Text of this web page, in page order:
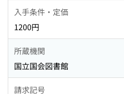
入手条件・定価
1200円
所蔵機関
国立国会図書館
請求記号